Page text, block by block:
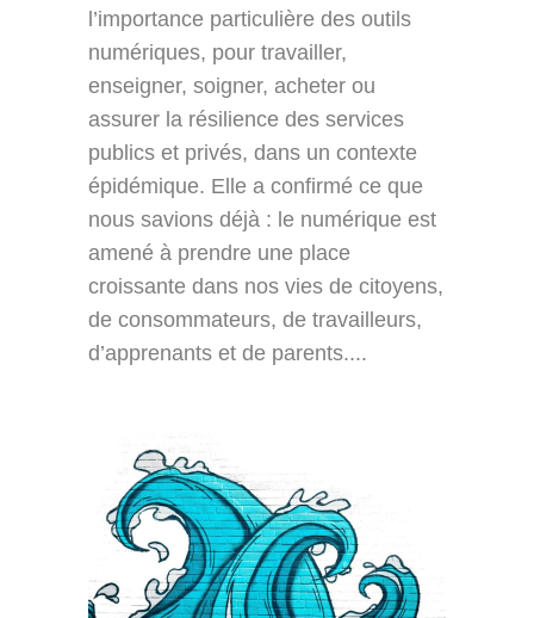
l’importance particulière des outils
numériques, pour travailler,
enseigner, soigner, acheter ou
assurer la résilience des services
publics et privés, dans un contexte
épidémique. Elle a confirmé ce que
nous savions déjà : le numérique est
amené à prendre une place
croissante dans nos vies de citoyens,
de consommateurs, de travailleurs,
d’apprenants et de parents....